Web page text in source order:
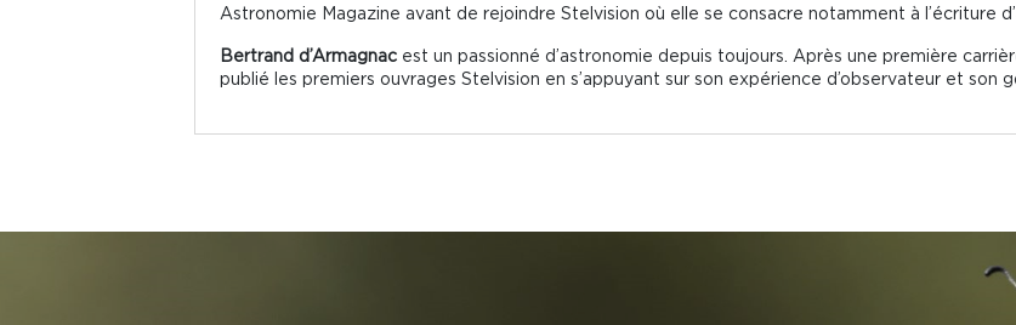
Astronomie Magazine avant de rejoindre Stelvision où elle se consacre notamment à l’écriture
Bertrand d’Armagnac est un passionné d’astronomie depuis toujours. Après une première
publié les premiers ouvrages Stelvision en s’appuyant sur son expérience d’observateur et son